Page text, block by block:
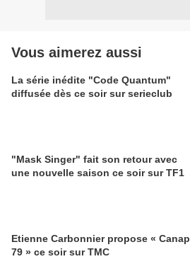
Vous aimerez aussi
La série inédite "Code Quantum"
diffusée dès ce soir sur serieclub
"Mask Singer" fait son retour avec
une nouvelle saison ce soir sur TF1
Etienne Carbonnier propose « Canap
79 » ce soir sur TMC